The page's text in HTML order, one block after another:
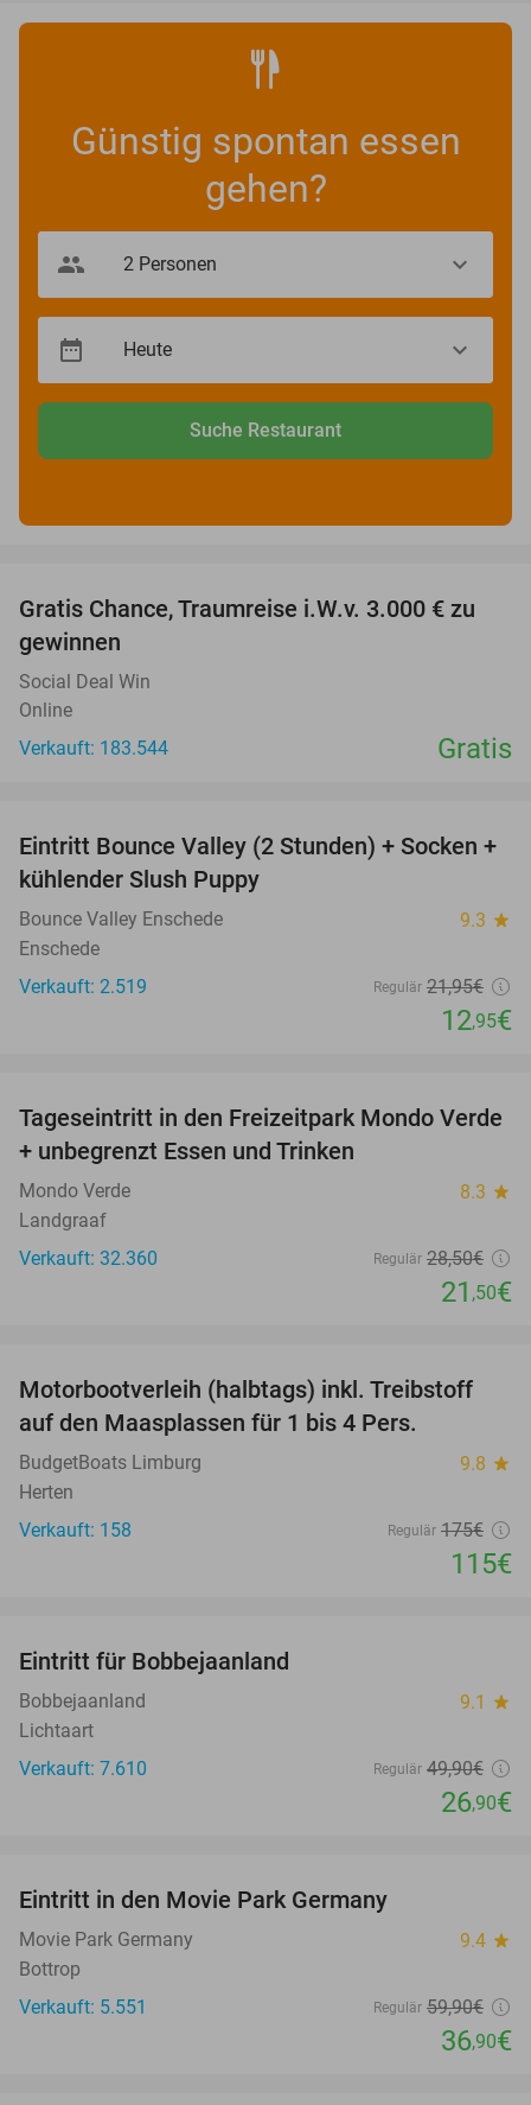
Günstig spontan essen
gehen?
Suche Restaurant
Gratis Chance, Traumreise i.W.v. 3.000 € zu
gewinnen
Social Deal Win
Online
Verkauft: 183.544
Gratis
41%
Eintritt Bounce Valley (2 Stunden) + Socken +
kühlender Slush Puppy
Bounce Valley Enschede 9.3 star
Enschede
Verkauft: 2.519
Regulär 21,95€
12,95€
25%
Tageseintritt in den Freizeitpark Mondo Verde
+ unbegrenzt Essen und Trinken
Mondo Verde 8.3 star
Landgraaf
Verkauft: 32.360
Regulär 28,50€
21 ,50€
34%
Motorbootverleih (halbtags) inkl. Treibstoff
auf den Maasplassen für 1 bis 4 Pers.
BudgetBoats Limburg 9.8 star
Herten
Verkauft: 158
Regulär 175€
115€
Eintritt für Bobbejaanland
Bobbejaanland 9.1 star
Lichtaart
Verkauft: 7.610
Regulär 49,90€
26,90€
Eintritt in den Movie Park Germany
Movie Park Germany 9.4 star
Bottrop
Verkauft: 5.551
Regulär 59,90€
36,90€